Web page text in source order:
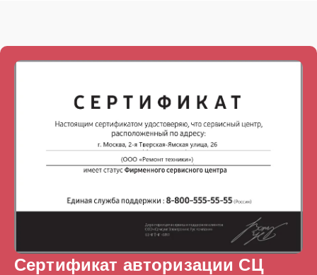
Сертификат авторизации СЦ